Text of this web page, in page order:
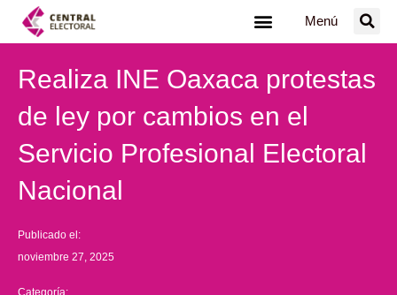
Menú
Realiza INE Oaxaca protestas
de ley por cambios en el
Servicio Profesional Electoral
Nacional
Publicado el:
noviembre 27, 2025
Categoría: